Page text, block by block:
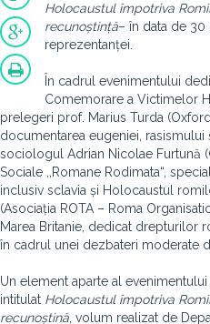
Holocaustul împotriva
recunoștință– în data de 30
reprezentanței.
În cadrul evenimentului
Comemorare a Victimelor
prelegeri prof. Marius Turda
documentarea eugeniei,
sociologul Adrian Nicolae Furtună
Sociale ,,Romane Rodimata“,
inclusiv sclavia și Holocaustul
(Asociația ROTA – Roma
Marea Britanie, dedicat drepturilor
în cadrul unei dezbateri moderate
Un element aparte al
intitulat Holocaustul împotriva
recunoștină , volum realizat de